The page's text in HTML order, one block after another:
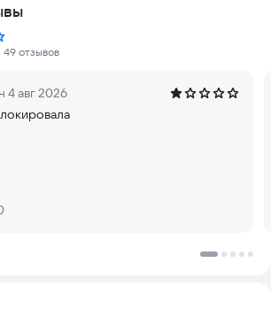
три в ряд, а настоящий аркадный пазл,
логику, стратегию и азарт. Ломайте,
вкусные конфеты, проходите
мастером сладких комбо!
и анимация — каждый уровень словно
в три в ряд без интернета где
49 отзывов
4 авг 2026